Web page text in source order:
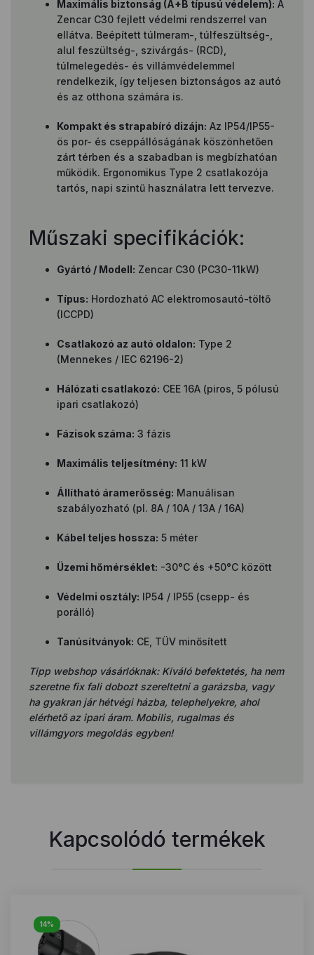
Maximális biztonság (A+B típusú védelem): A
Zencar C30 fejlett védelmi rendszerrel van
ellátva. Beépített túlmeram-, túlfeszültség-,
alul feszültség-, szivárgás- (RCD),
túlmelegedés- és villámvédelemmel
rendelkezik, így teljesen biztonságos az autó
és az otthona számára is.
Kompakt és strapabíró dizájn: Az IP54/IP55-
ös por- és cseppállóságának köszönhetően
zárt térben és a szabadban is megbízhatóan
működik. Ergonomikus Type 2 csatlakozója
tartós, napi szintű használatra lett tervezve.
Műszaki specifikációk:
Gyártó / Modell: Zencar C30 (PC30-11kW)
Típus: Hordozható AC elektromosautó-töltő
(ICCPD)
Csatlakozó az autó oldalon: Type 2
(Mennekes / IEC 62196-2)
Hálózati csatlakozó: CEE 16A (piros, 5 pólusú
ipari csatlakozó)
Fázisok száma: 3 fázis
Maximális teljesítmény: 11 kW
Állítható áramerősség: Manuálisan
szabályozható (pl. 8A / 10A / 13A / 16A)
Kábel teljes hossza: 5 méter
Üzemi hőmérséklet: -30°C és +50°C között
Védelmi osztály: IP54 / IP55 (csepp- és
porálló)
Tanúsítványok: CE, TÜV minősített
Tipp webshop vásárlóknak: Kiváló befektetés, ha nem
szeretne fix fali dobozt szereltetni a garázsba, vagy
ha gyakran jár hétvégi házba, telephelyekre, ahol
elérhető az ipari áram. Mobilis, rugalmas és
villámgyors megoldás egyben!
Kapcsolódó termékek
14%